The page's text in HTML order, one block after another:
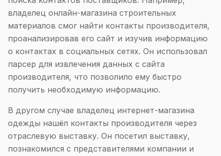
владелец онлайн-магазина строительных
материалов смог найти контакты производителя,
проанализировав его сайт и изучив информацию
о контактах в социальных сетях. Он использовал
парсер для извлечения данных с сайта
производителя, что позволило ему быстро
получить необходимую информацию.
В другом случае владелец интернет-магазина
одежды нашёл контакты производителя через
отраслевую выставку. Он посетил выставку,
познакомился с представителями компании и